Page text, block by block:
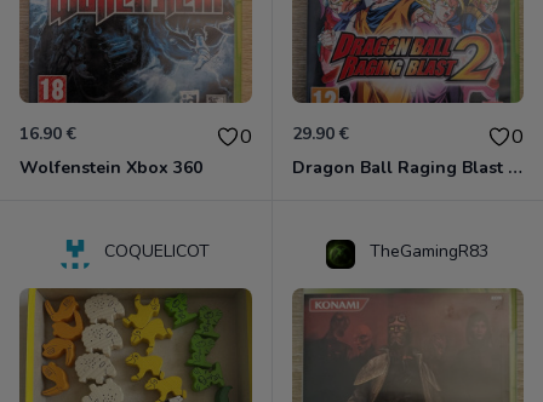
16.90 € 0
Wolfenstein Xbox 360
29.90 € 0
Dragon Ball Raging Blast 2 Xbox 360
COQUELICOT TheGamingR83